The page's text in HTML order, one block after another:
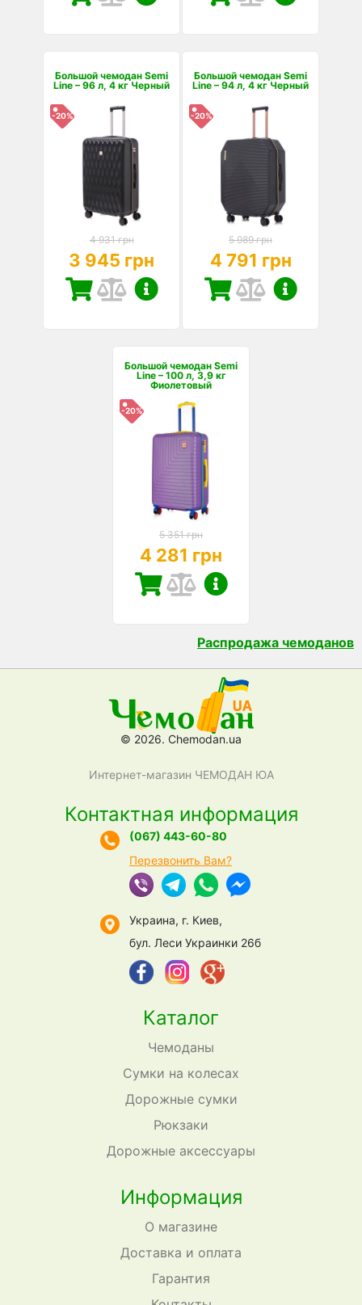
Большой чемодан Semi
Line – 96 л, 4 кг Черный
-20%
4 931 грн
3 945 грн
Большой чемодан Semi
Line – 94 л, 4 кг Черный
-20%
5 989 грн
4 791 грн
Большой чемодан Semi
Line – 100 л, 3,9 кг
Фиолетовый
-20%
5 351 грн
4 281 грн
Распродажа чемоданов
© 2026. Chemodan.ua
Интернет-магазин ЧЕМОДАН ЮА
Каталог
Чемоданы
Сумки на колесах
Дорожные сумки
Рюкзаки
Дорожные аксессуары
Информация
О магазине
Доставка и оплата
Гарантия
Контактная информация
(067) 443-60-80
Перезвонить Вам?
Украина, г. Киев,
бул. Леси Украинки 26б